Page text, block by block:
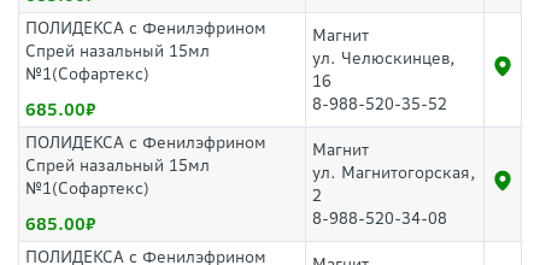
ПОЛИДЕКСА с Фенилэфрином
Спрей назальный 15мл
№1(Софартекс)
685.00
Магнит
ул. Челюскинцев,
16
8-988-520-35-52
ПОЛИДЕКСА с Фенилэфрином
Спрей назальный 15мл
№1(Софартекс)
685.00
Магнит
ул. Магнитогорская,
2
8-988-520-34-08
ПОЛИДЕКСА с Фенилэфрином